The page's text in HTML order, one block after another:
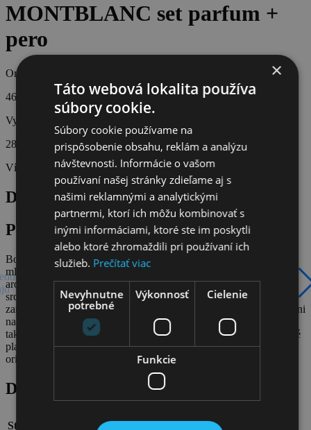
MONTBLANC set parfum +
pero
Originálna cena
460 €
Vydražená cena
281 €
Víťaz aukcie: Nikol_95
Do aukcie venovala Glamour Slovakia
Popis produktu
Božský set pre Pána Božského! Montblanc Legend Blue, EdP 30
ml- drevitá aromatická vôňa, uvedená tento rok. Najprv sa otvára
aromatickým akordom mäty a levandule, potom sa odhalí drevité
srdce z cédrového a santalového dreva. Na záver ambroxan
zanecháva trvalú vonnú stopu v kombinácii s tónmi machu. A k vôni
na úrovni potrebuje muž pero na úrovni. Montblanc perá sú presne
také, ikonické, pričom toto temne modré pero má detaily potiahnuté
platinou a doručíme vám ho v komplet balení aj s kartičkou
originality.
Detaily
Stav:
100%. Novučičké, v originál baleniach priamo od
×
Táto webová lokalita používa
súbory cookie.
Súbory cookie používame na
prispôsobenie obsahu, reklám a analýzu
návštevnosti. Informácie o vašom
používaní našej stránky zdieľame aj s
našimi reklamnými a analytickými
partnermi, ktorí ich môžu kombinovať s
inými informáciami, ktoré ste im poskytli
alebo ktoré zhromaždili pri používaní ich
služieb. Prečítať viac
Nevyhnutne
potrebné
Výkonnosť Cielenie
Funkcie